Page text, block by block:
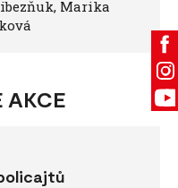
Marika
AKCE